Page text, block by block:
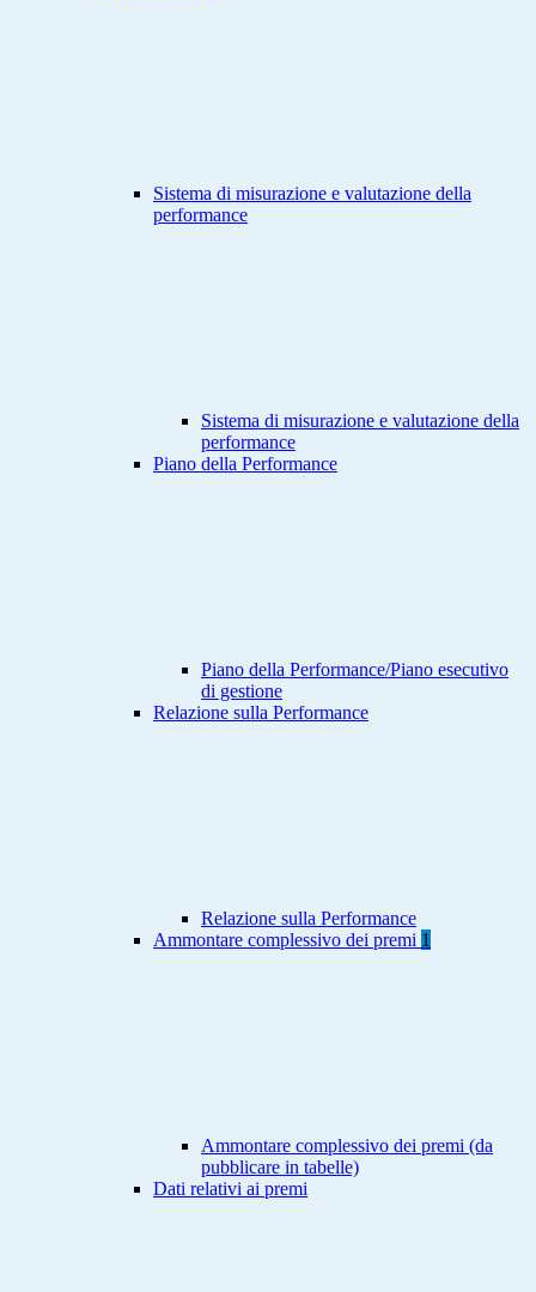
Sistema di misurazione e valutazione della
performance
Sistema di misurazione e valutazione della
performance
Piano della Performance
Piano della Performance/Piano esecutivo
di gestione
Relazione sulla Performance
Relazione sulla Performance
Ammontare complessivo dei premi 1
Ammontare complessivo dei premi (da
pubblicare in tabelle)
Dati relativi ai premi